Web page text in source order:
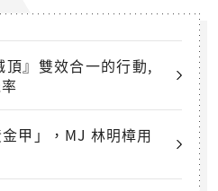
』雙效合一的行動,
甲」，MJ 林明樟用